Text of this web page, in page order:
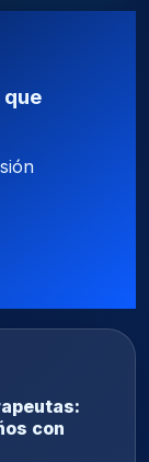
con